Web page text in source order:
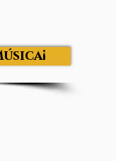
¡Regala Música!